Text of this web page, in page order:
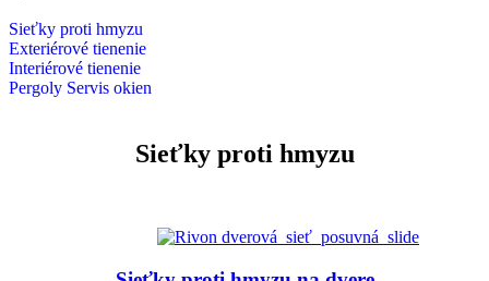
Sieťky proti hmyzu
Exteriérové tienenie
Interiérové tienenie
Pergoly Servis okien
Sieťky proti hmyzu